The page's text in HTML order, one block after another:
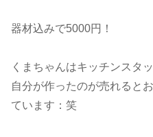
器材込みで5000円！
くまちゃんはキッチンスタ
自分が作ったのが売れると
ています：笑